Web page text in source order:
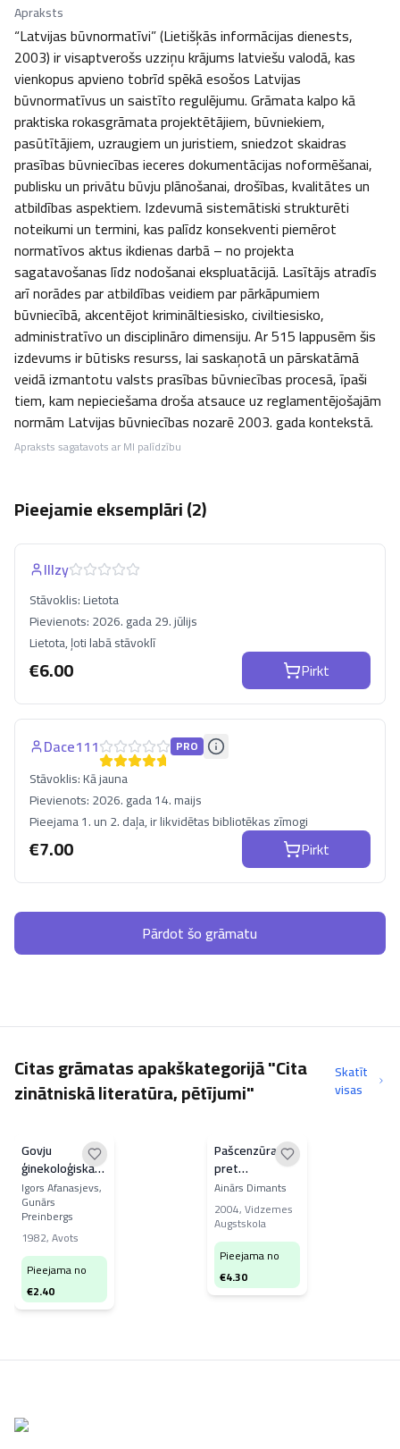
Apraksts
“Latvijas būvnormatīvi” (Lietišķās informācijas dienests,
2003) ir visaptverošs uzziņu krājums latviešu valodā, kas
vienkopus apvieno tobrīd spēkā esošos Latvijas
būvnormatīvus un saistīto regulējumu. Grāmata kalpo kā
praktiska rokasgrāmata projektētājiem, būvniekiem,
pasūtītājiem, uzraugiem un juristiem, sniedzot skaidras
prasības būvniecības ieceres dokumentācijas noformēšanai,
publisku un privātu būvju plānošanai, drošības, kvalitātes un
atbildības aspektiem. Izdevumā sistemātiski strukturēti
noteikumi un termini, kas palīdz konsekventi piemērot
normatīvos aktus ikdienas darbā – no projekta
sagatavošanas līdz nodošanai ekspluatācijā. Lasītājs atradīs
arī norādes par atbildības veidiem par pārkāpumiem
būvniecībā, akcentējot krimināltiesisko, civiltiesisko,
administratīvo un disciplināro dimensiju. Ar 515 lappusēm šis
izdevums ir būtisks resurss, lai saskaņotā un pārskatāmā
veidā izmantotu valsts prasības būvniecības procesā, īpaši
tiem, kam nepieciešama droša atsauce uz reglamentējošajām
normām Latvijas būvniecības nozarē 2003. gada kontekstā.
Apraksts sagatavots ar MI palīdzību
Pieejamie eksemplāri (2)
Illzy
Stāvoklis:Lietota
Pievienots:2026. gada 29. jūlijs
Lietota, ļoti labā stāvoklī
€6.00 Pirkt
Dace111 PRO
Stāvoklis:Kā jauna
Pievienots:2026. gada 14. maijs
Pieejama 1. un 2. daļa, ir likvidētas bibliotēkas zīmogi
€7.00 Pirkt
Pārdot šo grāmatu
Citas grāmatas apakškategorijā "Cita
zinātniskā literatūra, pētījumi"
Skatīt
visas
Govju
ģinekoloģiskās
slimības
Igors Afanasjevs,
Gunārs
Preinbergs
1982,Avots
Pieejama no
€2.40
Pašcenzūra
pret
paškontroli
Latvijas presē
Ainārs Dimants
2004,Vidzemes
Augstskola
Pieejama no
€4.30